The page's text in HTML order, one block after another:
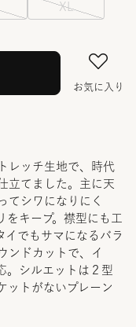
XL
お気に入り
レッチ生地で、時代
立てました。主に天
てシワになりにく
をキープ。襟型にも工
イでもサマになるバラ
ンドカットで、イ
。シルエットは２型
ットがないプレーン